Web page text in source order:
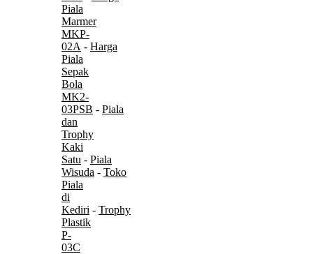
Piala
Marmer
MKP-
02A - Harga
Piala
Sepak
Bola
MK2-
03PSB - Piala
dan
Trophy
Kaki
Satu - Piala
Wisuda - Toko
Piala
di
Kediri - Trophy
Plastik
P-
03C